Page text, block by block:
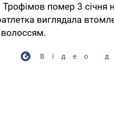
помер 3 січня
виглядала
волоссям.
Відео